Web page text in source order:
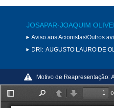
JOSAPAR-JOAQUIM
Aviso aos Acionistas\Outros
DRI: AUGUSTO LAURO DE
Motivo de Reapresentação: